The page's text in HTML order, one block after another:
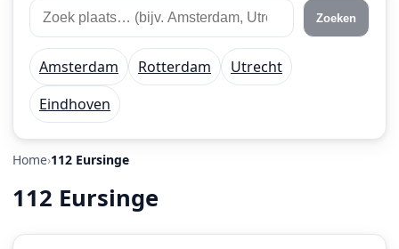
Zoek
112
meldingen
Zoek
plaats
of
regio
Zoeken
Amsterdam Rotterdam
Utrecht
Eindhoven
Home 112 Eursinge
112 Eursinge